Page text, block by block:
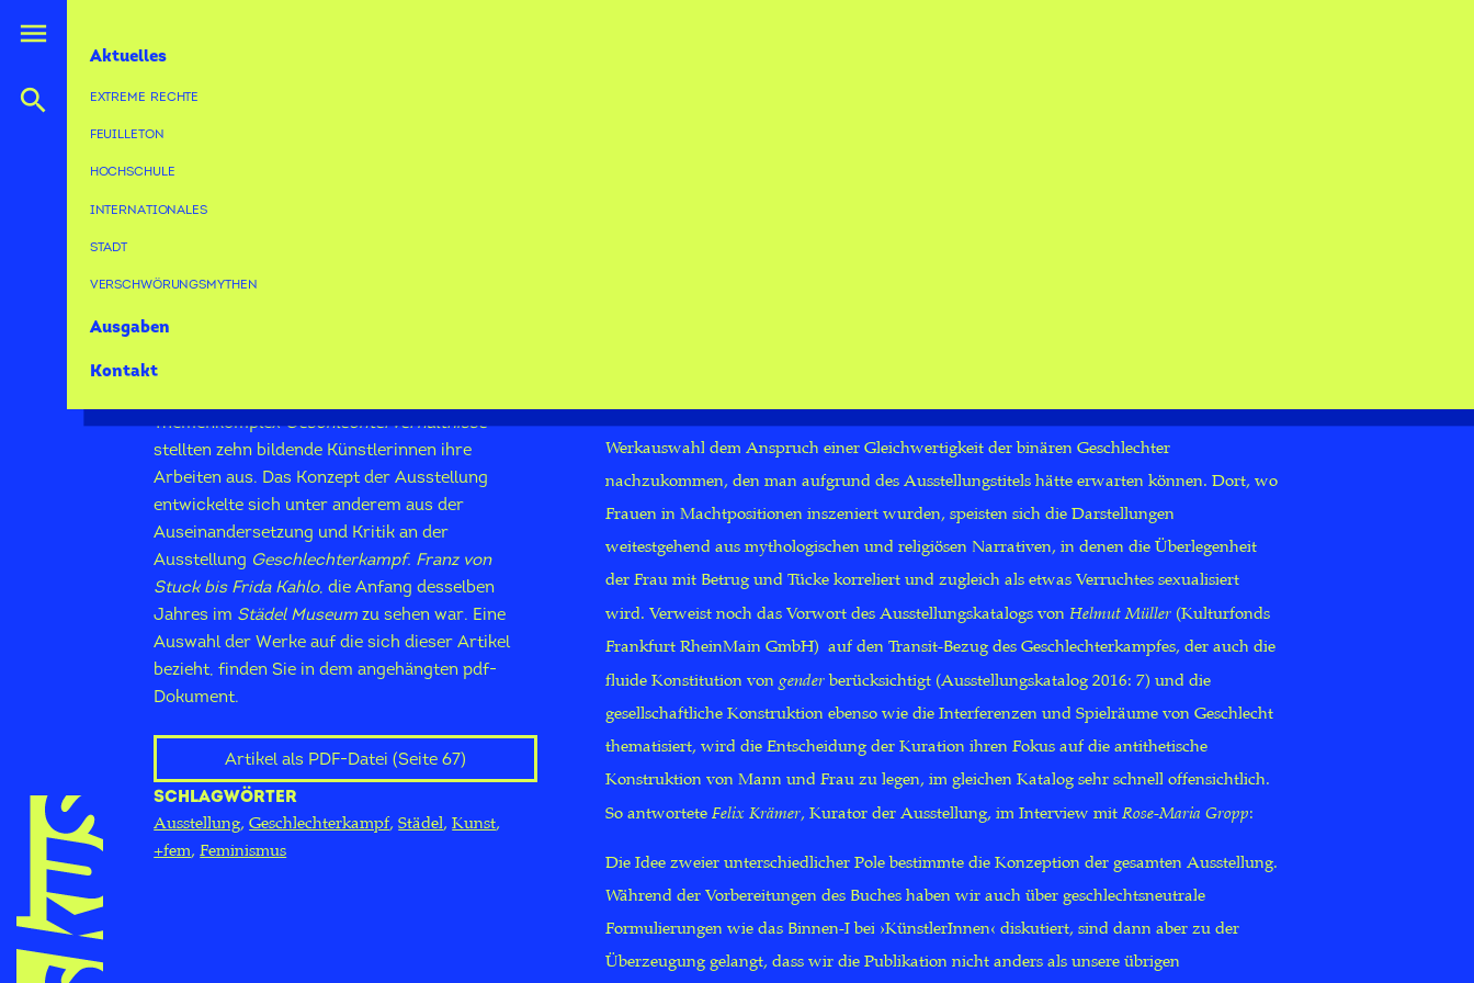
zummenu HAUPTNAVIGATION
Aktuelles
EXTREME RECHTE
FEUILLETON
HOCHSCHULE
INTERNATIONALES
STADT
VERSCHWÖRUNGSMYTHEN
Ausgaben
Kontakt
search
in den Räumlichkeiten der Mainzer Landstraße
ThemenkomplexGeschlechterverhältnisse
stellten zehn bildende Künstlerinnen ihre
Arbeiten aus. Das Konzept der Ausstellung
entwickelte sich unter anderem aus der
Auseinandersetzung und Kritik an der
Ausstellung Geschlechterkampf. Franz von
Stuck bis Frida Kahlo, die Anfang desselben
Jahres im Städel Museumzu sehen war. Eine
Auswahl der Werke auf die sich dieser Artikel
bezieht, finden Sie in dem angehängten pdf-
Dokument.
Artikel als PDF-Datei (Seite 67)
SCHLAGWÖRTER
Ausstellung Geschlechterkampf Städel Kunst
+fem Feminismus
vorwiegend durch Werke männlicher Künstler ins Bild rückte, versäumte schon durch diese
Werkauswahl dem Anspruch einer Gleichwertigkeit der binären Geschlechter
nachzukommen, den man aufgrund des Ausstellungstitels hätte erwarten können. Dort, wo
Frauen in Machtpositionen inszeniert wurden, speisten sich die Darstellungen
weitestgehend aus mythologischen und religiösen Narrativen, in denen die Überlegenheit
der Frau mit Betrug und Tücke korreliert und zugleich als etwas Verruchtes sexualisiert
wird. Verweist noch das Vorwort des Ausstellungskatalogs von Helmut Müller(Kulturfonds
Frankfurt RheinMain GmbH) auf den Transit-Bezug des Geschlechterkampfes, der auch die
fluide Konstitution von genderberücksichtigt (Ausstellungskatalog 2016: 7) und die
gesellschaftliche Konstruktion ebenso wie die Interferenzen und Spielräume von Geschlecht
thematisiert, wird die Entscheidung der Kuration ihren Fokus auf die antithetische
Konstruktion von Mann und Frau zu legen, im gleichen Katalog sehr schnell offensichtlich.
So antwortete Felix Krämer, Kurator der Ausstellung, im Interview mit Rose-Maria Gropp:
Die Idee zweier unterschiedlicher Pole bestimmte die Konzeption der gesamten Ausstellung.
Während der Vorbereitungen des Buches haben wir auch über geschlechtsneutrale
Formulierungen wie das Binnen-I bei ›KünstlerInnen‹ diskutiert, sind dann aber zu der
Überzeugung gelangt, dass wir die Publikation nicht anders als unsere übrigen